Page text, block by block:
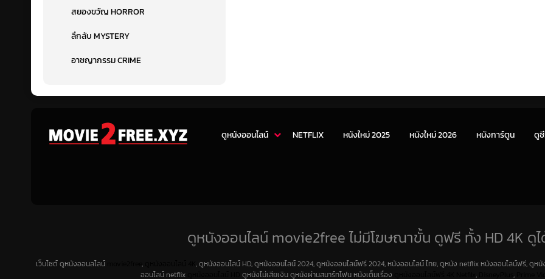
สยองขวัญ HORROR
ลึกลับ MYSTERY
อาชญากรรม CRIME
ดูหนังออนไลน์ NETFLIX หนังใหม่ 2025 หนังใหม่ 2026 หนังการ์ตูน ดู
ดูหนังออนไลน์ movie2free ไม่มีโฆษณาขั้น ดูฟรี ทั้ง HD 4K ดูไ
เว็บไซต์ ดูหนังออนลไลน์ ,
, ดูหนังออนไลน์ HD, ดูหนังออนไลน์ 2024, ดูหนังออนไลน์ฟรี 2024, หนังออนไลน์ ไทย, ดูหนัง netflix หนังออนไลน์ฟรี, ดูห
ออนไลน์ netflix
ดูหนังไม่เสียเงิน ดูหนังผ่านสมาร์ทโฟน หนังเต็มเรื่อง , ,